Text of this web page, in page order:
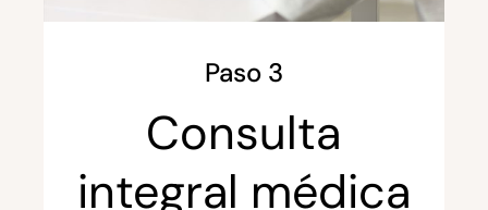
Paso 3
Consulta
integral médica